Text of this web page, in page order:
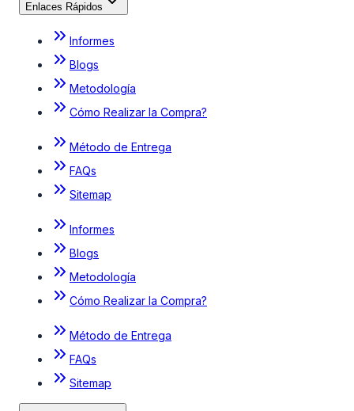
Enlaces Rápidos
Informes
Blogs
Metodología
Cómo Realizar la Compra?
Método de Entrega
FAQs
Sitemap
Informes
Blogs
Metodología
Cómo Realizar la Compra?
Método de Entrega
FAQs
Sitemap